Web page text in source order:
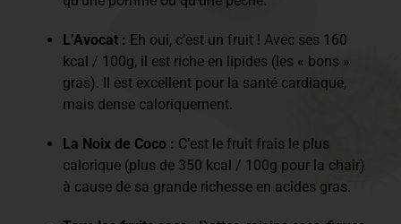
L’Avocat : Eh oui, c’est un fruit ! Avec ses 160
kcal / 100g, il est riche en lipides (les « bons »
gras). Il est excellent pour la santé cardiaque,
mais dense caloriquement.
La Noix de Coco : C’est le fruit frais le plus
calorique (plus de 350 kcal / 100g pour la chair)
à cause de sa grande richesse en acides gras.